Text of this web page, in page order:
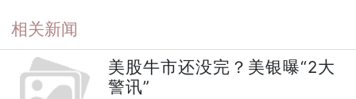
相关新闻
美股牛市还没完？美银曝“2大
警讯”